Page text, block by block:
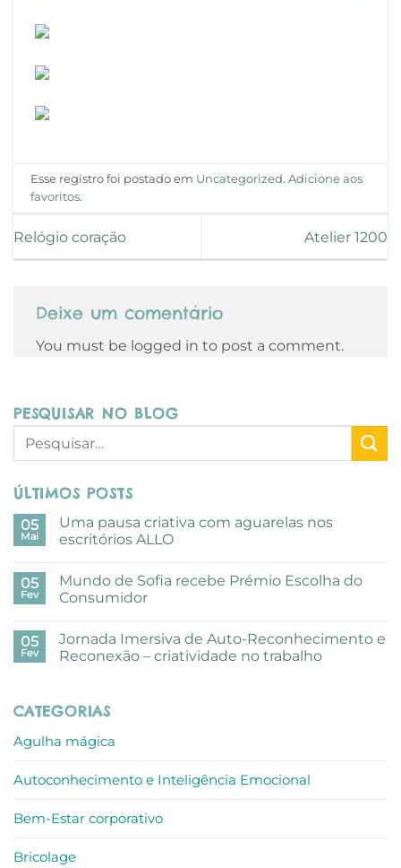
Esse registro foi postado em Uncategorized.Adicione aos
favoritos.
Relógio coração Atelier 1200
Deixe um comentário
You must be logged in to post a comment.
PESQUISAR NO BLOG
ÚLTIMOS POSTS
05
Mai
Uma pausa criativa com aguarelas nos
escritórios ALLO
em
Uma
pausa
aguarelas
nos
escritórios
05
Fev
Mundo de Sofia recebe Prémio Escolha do
Consumidor
em
Mundo
de
Escolha
do
05
Fev
Jornada Imersiva de Auto-Reconhecimento e
Reconexão – criatividade no trabalho
Jornada
Imersiva
Auto-
Reconexão
no
trabalho
CATEGORIAS
Agulha mágica
Autoconhecimento e Inteligência Emocional
Bem-Estar corporativo
Bricolage